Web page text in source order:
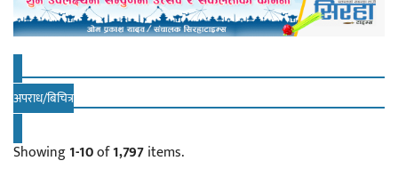
अपराध/बिचित्र
Showing1-10of1,797items.